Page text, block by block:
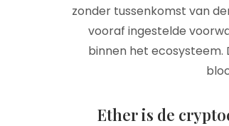
zonder tussenkomst van
vooraf ingestelde
binnen het ecosysteem.
Ether is de